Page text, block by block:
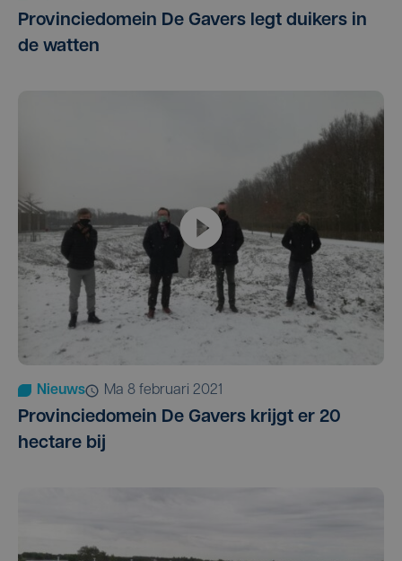
Provinciedomein De Gavers legt duikers in
de watten
Nieuws ma 8 februari 2021
Provinciedomein De Gavers krijgt er 20
hectare bij